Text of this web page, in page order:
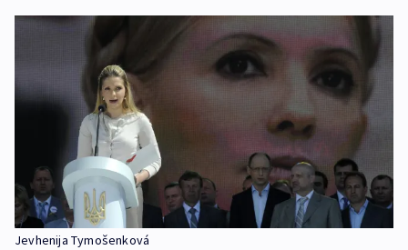
Jevhenija Tymošenková